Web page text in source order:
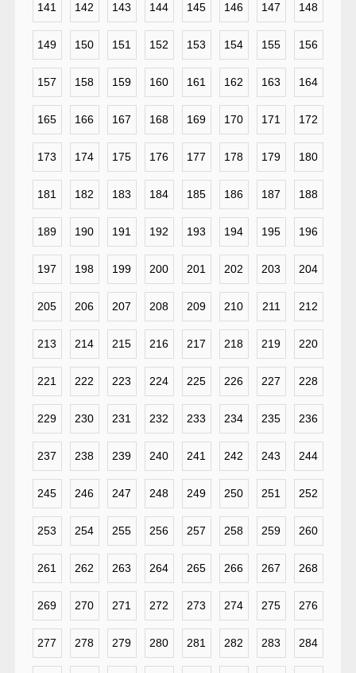
141 142 143 144 145 146 147 148
149 150 151 152 153 154 155 156
157 158 159 160 161 162 163 164
165 166 167 168 169 170 171 172
173 174 175 176 177 178 179 180
181 182 183 184 185 186 187 188
189 190 191 192 193 194 195 196
197 198 199 200 201 202 203 204
205 206 207 208 209 210 211 212
213 214 215 216 217 218 219 220
221 222 223 224 225 226 227 228
229 230 231 232 233 234 235 236
237 238 239 240 241 242 243 244
245 246 247 248 249 250 251 252
253 254 255 256 257 258 259 260
261 262 263 264 265 266 267 268
269 270 271 272 273 274 275 276
277 278 279 280 281 282 283 284